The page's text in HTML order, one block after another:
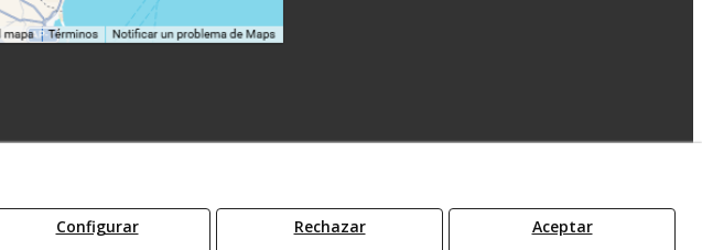
Configurar Rechazar Aceptar